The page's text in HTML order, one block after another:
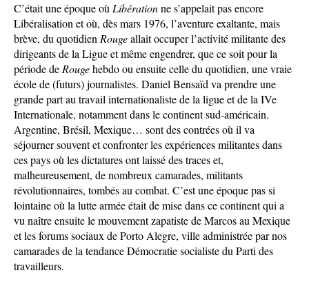
C’était une époque où Libérationne s’appelait pas encore
Libéralisation et où, dès mars 1976, l’aventure exaltante, mais
brève, du quotidien Rougeallait occuper l’activité militante des
dirigeants de la Ligue et même engendrer, que ce soit pour la
période de Rougehebdo ou ensuite celle du quotidien, une vraie
école de (futurs) journalistes. Daniel Bensaïd va prendre une
grande part au travail internationaliste de la ligue et de la IVe
Internationale, notamment dans le continent sud-américain.
Argentine, Brésil, Mexique… sont des contrées où il va
séjourner souvent et confronter les expériences militantes dans
ces pays où les dictatures ont laissé des traces et,
malheureusement, de nombreux camarades, militants
révolutionnaires, tombés au combat. C’est une époque pas si
lointaine où la lutte armée était de mise dans ce continent qui a
vu naître ensuite le mouvement zapatiste de Marcos au Mexique
et les forums sociaux de Porto Alegre, ville administrée par nos
camarades de la tendance Démocratie socialiste du Parti des
travailleurs.